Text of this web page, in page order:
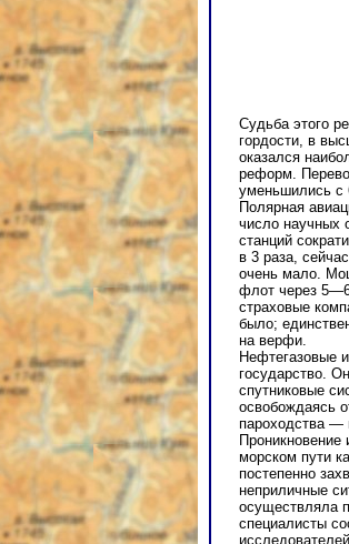
Судьба этого
гордости, в
оказался
реформ.
уменьшились
Полярная
число научных
станций
в 3 раза,
очень мало.
флот через
страховые
было;
на верфи.
Нефтегазовые
государство.
спутниковые
освобождаясь
пароходства —
Проникновение
морском пути
постепенно
неприличные
осуществляла
специалисты